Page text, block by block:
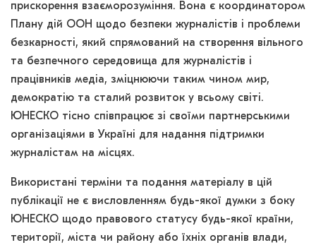
прискорення взаєморозуміння. Вона є координатором
Плану дій ООН щодо безпеки журналістів і проблеми
безкарності, який спрямований на створення вільного
та безпечного середовища для журналістів і
працівників медіа, зміцнюючи таким чином мир,
демократію та сталий розвиток у всьому світі.
ЮНЕСКО тісно співпрацює зі своїми партнерськими
організаціями в Україні для надання підтримки
журналістам на місцях.
Використані терміни та подання матеріалу в цій
публікації не є висловленням будь-якої думки з боку
ЮНЕСКО щодо правового статусу будь-якої країни,
території, міста чи району або їхніх органів влади,